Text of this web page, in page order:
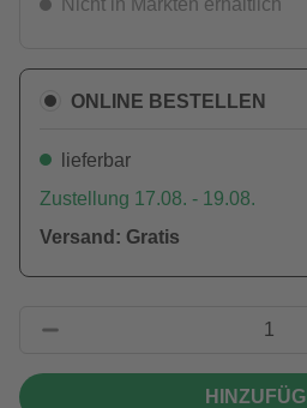
Nicht in Märkten erhältlich
ONLINE BESTELLEN
lieferbar
Zustellung 17.08. - 19.08.
Versand: Gratis